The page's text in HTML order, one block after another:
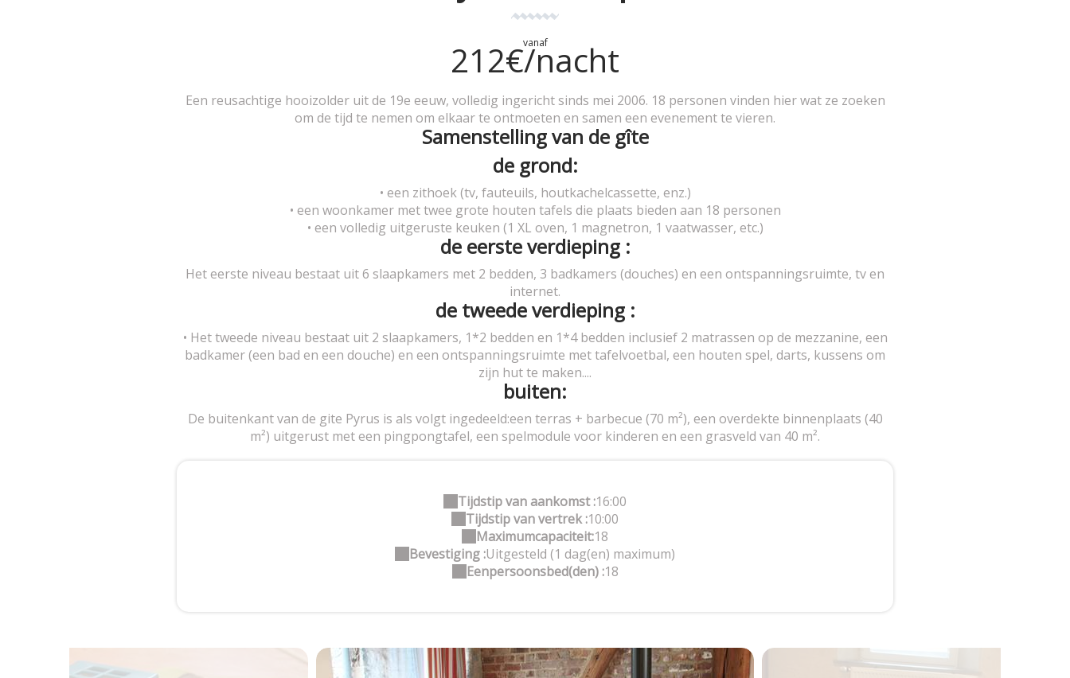
vanaf
212€/nacht
Een reusachtige hooizolder uit de 19e eeuw, volledig ingericht sinds mei 2006. 18 personen vinden hier wat ze zoeken
om de tijd te nemen om elkaar te ontmoeten en samen een evenement te vieren.
Samenstelling van de gîte
de grond:
• een zithoek (tv, fauteuils, houtkachelcassette, enz.)
• een woonkamer met twee grote houten tafels die plaats bieden aan 18 personen
• een volledig uitgeruste keuken (1 XL oven, 1 magnetron, 1 vaatwasser, etc.)
de eerste verdieping :
Het eerste niveau bestaat uit 6 slaapkamers met 2 bedden, 3 badkamers (douches) en een ontspanningsruimte, tv en
internet.
de tweede verdieping :
• Het tweede niveau bestaat uit 2 slaapkamers, 1*2 bedden en 1*4 bedden inclusief 2 matrassen op de mezzanine, een
badkamer (een bad en een douche) en een ontspanningsruimte met tafelvoetbal, een houten spel, darts, kussens om
zijn hut te maken....
buiten:
De buitenkant van de gite Pyrus is als volgt ingedeeld:een terras + barbecue (70 m²), een overdekte binnenplaats (40
m²) uitgerust met een pingpongtafel, een spelmodule voor kinderen en een grasveld van 40 m².
Tijdstip van aankomst :16:00
Tijdstip van vertrek :10:00
Maximumcapaciteit:18
Bevestiging :Uitgesteld (1 dag(en) maximum)
Eenpersoonsbed(den) :18